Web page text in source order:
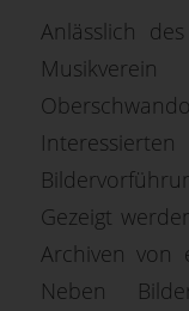
Anlässlich
Gezeigt
Archiven von
Neben